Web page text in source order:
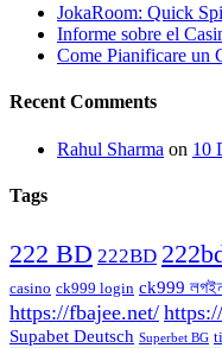
JokaRoom: Quick
Informe sobre el
Come Pianificare un
Recent Comments
Rahul Sharma on 10
Tags
222 BD 222BD
casino ck999 login ck999
https://fbajee.net/
Supabet Deutsch Superbet BG